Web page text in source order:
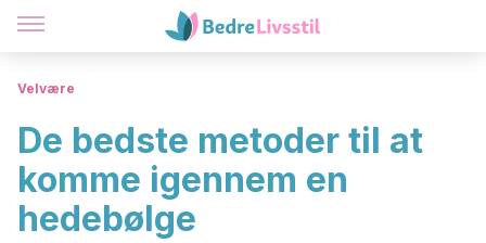
Velvære
De bedste metoder til at
komme igennem en
hedebølge